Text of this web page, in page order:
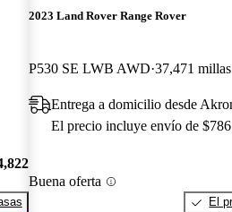
2023 Land Rover Range Rover
P530 SE LWB AWD 37,471 millas
Entrega a domicilio desde
El precio incluye envío de $786
Buena oferta
El